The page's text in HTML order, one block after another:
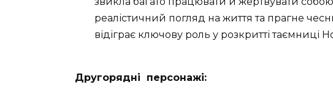
реалістичний погляд на життя та прагне
відіграє ключову роль у розкритті таємниці
Другорядні персонажі: